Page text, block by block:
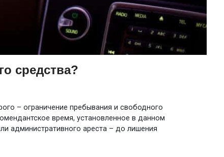
средства?
– ограничение пребывания и свободного
время, установленное в данном
административного ареста – до лишения